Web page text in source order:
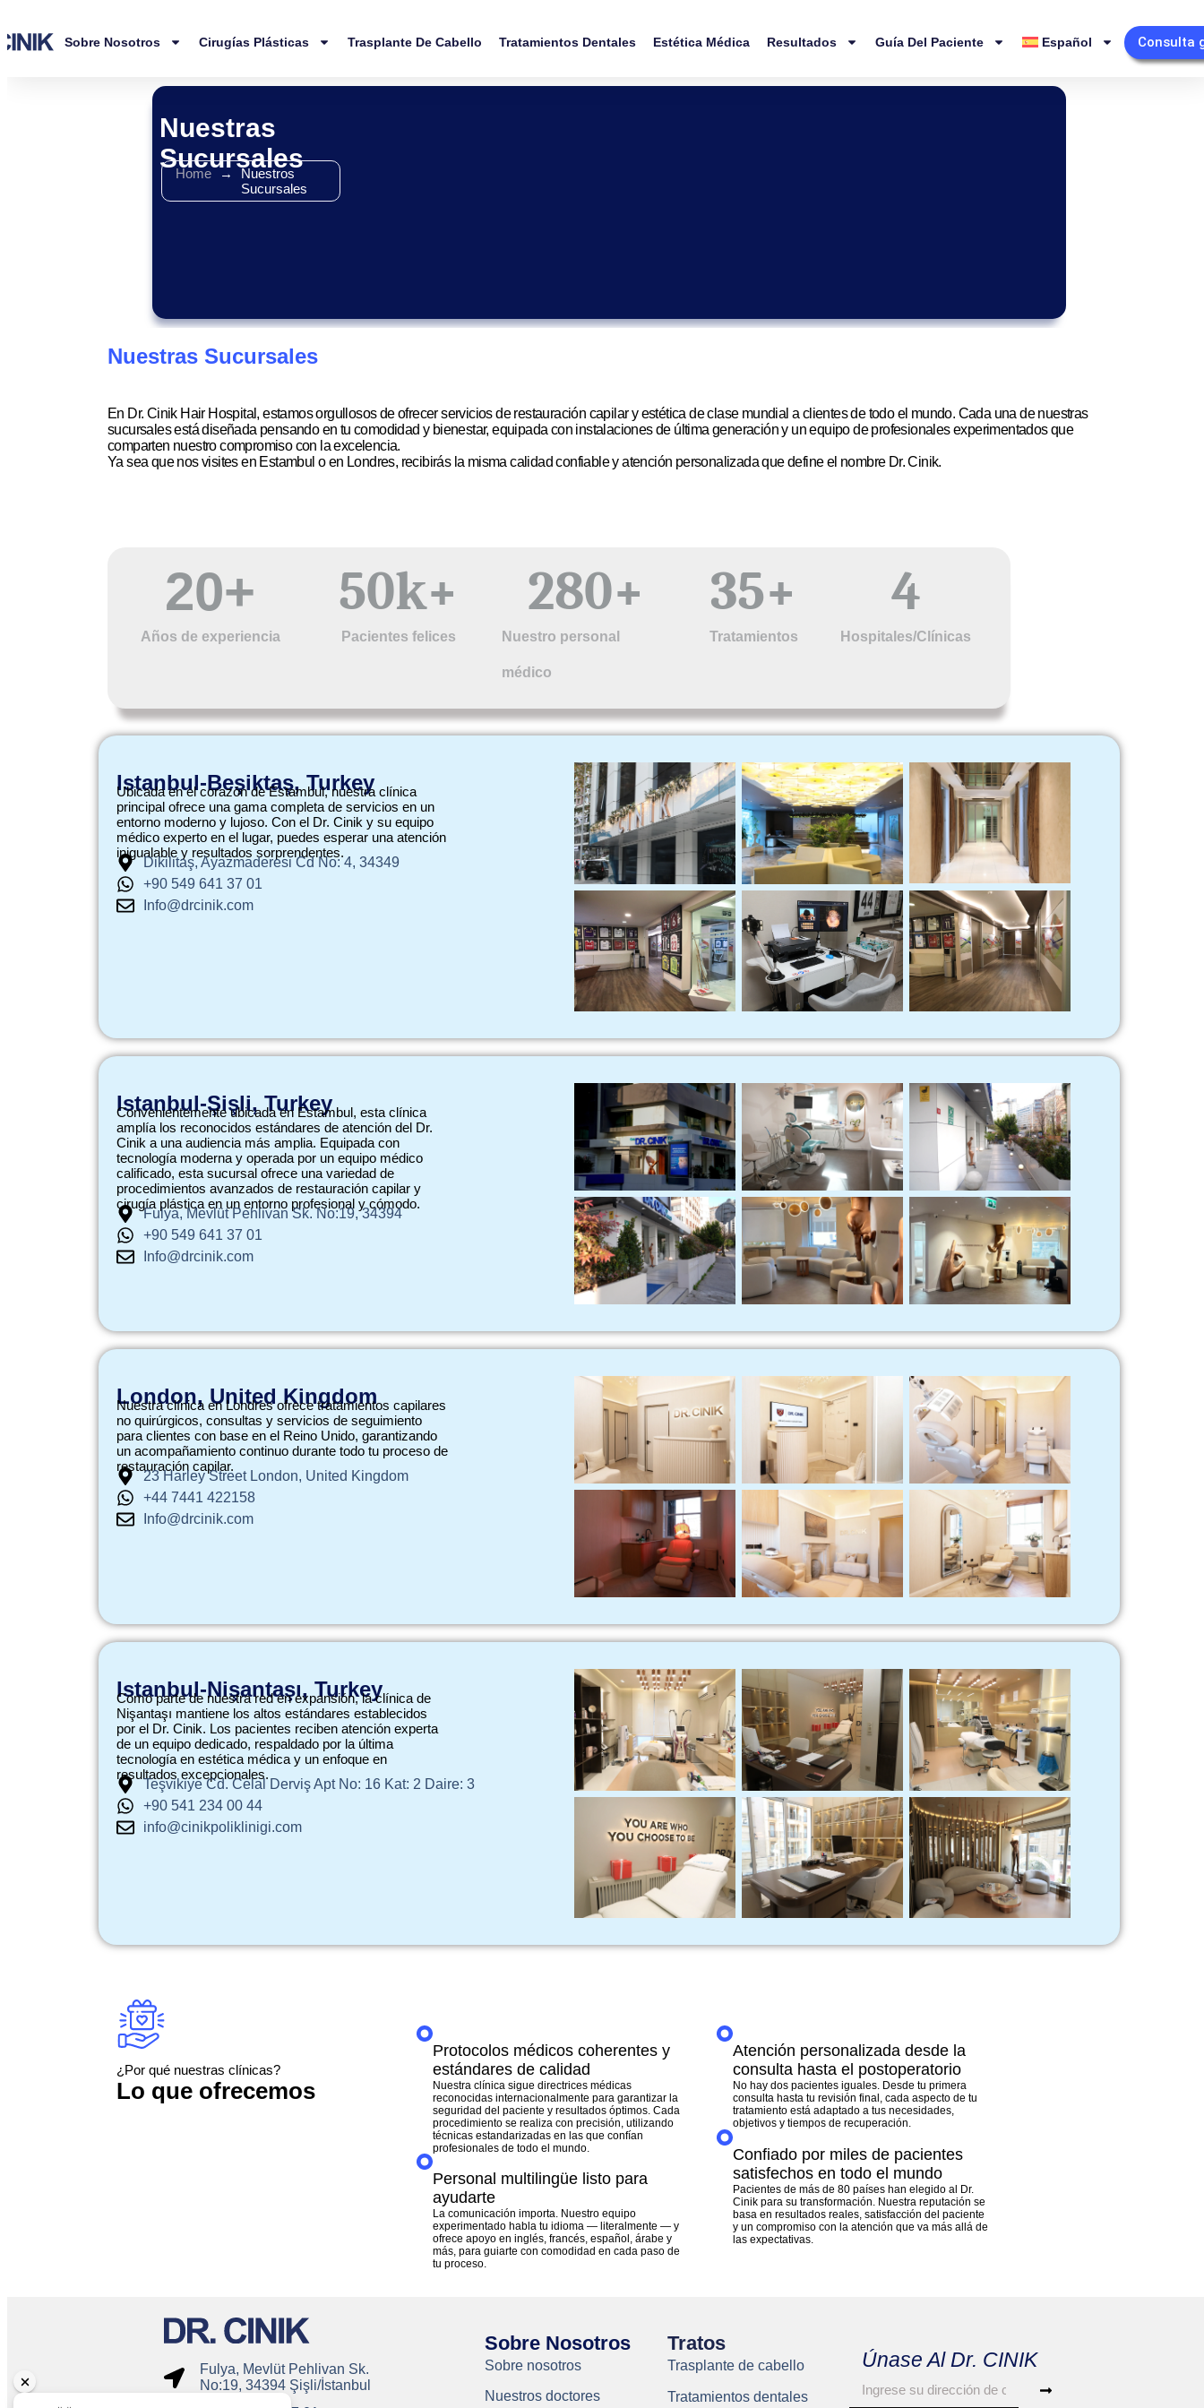
Sobre Nosotros Cirugías Plásticas Trasplante De Cabello Tratamientos Dentales Estética Médica Resultados Guía Del Paciente Español Consulta
Nuestras
Sucursales
Home →
Nuestros
Sucursales
Nuestras Sucursales
En Dr. Cinik Hair Hospital, estamos orgullosos de ofrecer servicios de restauración capilar y estética de clase mundial a clientes de todo el mundo. Cada una de nuestras
sucursales está diseñada pensando en tu comodidad y bienestar, equipada con instalaciones de última generación y un equipo de profesionales experimentados que
comparten nuestro compromiso con la excelencia.
Ya sea que nos visites en Estambul o en Londres, recibirás la misma calidad confiable y atención personalizada que define el nombre Dr. Cinik.
Años de experiencia
20+
Pacientes felices
50k+
Nuestro personal
médico
280+
Tratamientos
35+
Hospitales/Clínicas
4
Istanbul-Beşiktaş, Turkey
Ubicada en el corazón de Estambul, nuestra clínica
principal ofrece una gama completa de servicios en un
entorno moderno y lujoso. Con el Dr. Cinik y su equipo
médico experto en el lugar, puedes esperar una atención
inigualable y resultados sorprendentes.
Dikilitaş, Ayazmaderesi Cd No: 4, 34349
+90 549 641 37 01
Info@drcinik.com
Istanbul-Şişli, Turkey
Convenientemente ubicada en Estambul, esta clínica
amplía los reconocidos estándares de atención del Dr.
Cinik a una audiencia más amplia. Equipada con
tecnología moderna y operada por un equipo médico
calificado, esta sucursal ofrece una variedad de
procedimientos avanzados de restauración capilar y
cirugía plástica en un entorno profesional y cómodo.
Fulya, Mevlüt Pehlivan Sk. No:19, 34394
+90 549 641 37 01
Info@drcinik.com
London, United Kingdom
Nuestra clínica en Londres ofrece tratamientos capilares
no quirúrgicos, consultas y servicios de seguimiento
para clientes con base en el Reino Unido, garantizando
un acompañamiento continuo durante todo tu proceso de
restauración capilar.
23 Harley Street London, United Kingdom
+44 7441 422158
Info@drcinik.com
Istanbul-Nişantaşı, Turkey
Como parte de nuestra red en expansión, la clínica de
Nişantaşı mantiene los altos estándares establecidos
por el Dr. Cinik. Los pacientes reciben atención experta
de un equipo dedicado, respaldado por la última
tecnología en estética médica y un enfoque en
resultados excepcionales.
Teşvikiye Cd. Celal Derviş Apt No: 16 Kat: 2 Daire: 3
+90 541 234 00 44
info@cinikpoliklinigi.com
¿Por qué nuestras clínicas?
Lo que ofrecemos
Protocolos médicos coherentes y
estándares de calidad
Nuestra clínica sigue directrices médicas
reconocidas internacionalmente para garantizar la
seguridad del paciente y resultados óptimos. Cada
procedimiento se realiza con precisión, utilizando
técnicas estandarizadas en las que confían
profesionales de todo el mundo.
Personal multilingüe listo para
ayudarte
La comunicación importa. Nuestro equipo
experimentado habla tu idioma — literalmente — y
ofrece apoyo en inglés, francés, español, árabe y
más, para guiarte con comodidad en cada paso de
tu proceso.
Atención personalizada desde la
consulta hasta el postoperatorio
No hay dos pacientes iguales. Desde tu primera
consulta hasta tu revisión final, cada aspecto de tu
tratamiento está adaptado a tus necesidades,
objetivos y tiempos de recuperación.
Confiado por miles de pacientes
satisfechos en todo el mundo
Pacientes de más de 80 países han elegido al Dr.
Cinik para su transformación. Nuestra reputación se
basa en resultados reales, satisfacción del paciente
y un compromiso con la atención que va más allá de
las expectativas.
Fulya, Mevlüt Pehlivan Sk.
No:19, 34394 Şişli/İstanbul
Sobre Nosotros
Sobre nosotros
Nuestros doctores
Tratos
Trasplante de cabello
Tratamientos dentales
Únase Al Dr. CINIK